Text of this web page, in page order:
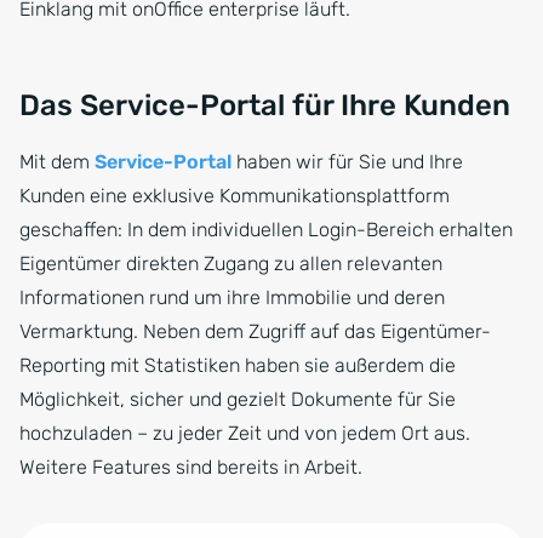
Einklang mit onOffice enterprise läuft.
Das Service-Portal für Ihre Kunden
Mit dem Service-Portal haben wir für Sie und Ihre
Kunden eine exklusive Kommunikationsplattform
geschaffen: In dem individuellen Login-Bereich erhalten
Eigentümer direkten Zugang zu allen relevanten
Informationen rund um ihre Immobilie und deren
Vermarktung. Neben dem Zugriff auf das Eigentümer-
Reporting mit Statistiken haben sie außerdem die
Möglichkeit, sicher und gezielt Dokumente für Sie
hochzuladen – zu jeder Zeit und von jedem Ort aus.
Weitere Features sind bereits in Arbeit.